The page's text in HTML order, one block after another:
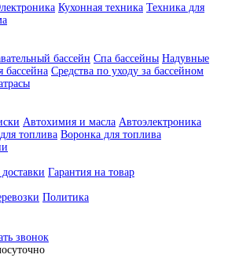
Кухонная техника Техника для
бассейн Спа бассейны Надувные
бассейна Средства по уходу за бассейном
Автохимия и масла Автоэлектроника
топлива Воронка для топлива
Гарантия на товар
Политика
звонок